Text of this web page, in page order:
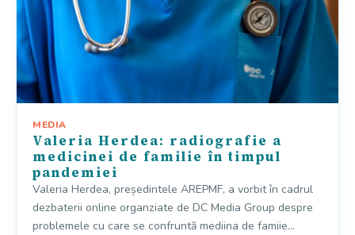
MEDIA
Valeria Herdea: radiografie a
medicinei de familie în timpul
pandemiei
Valeria Herdea, președintele AREPMF, a vorbit în cadrul
dezbaterii online organziate de DC Media Group despre
problemele cu care se confruntă mediina de famiie…